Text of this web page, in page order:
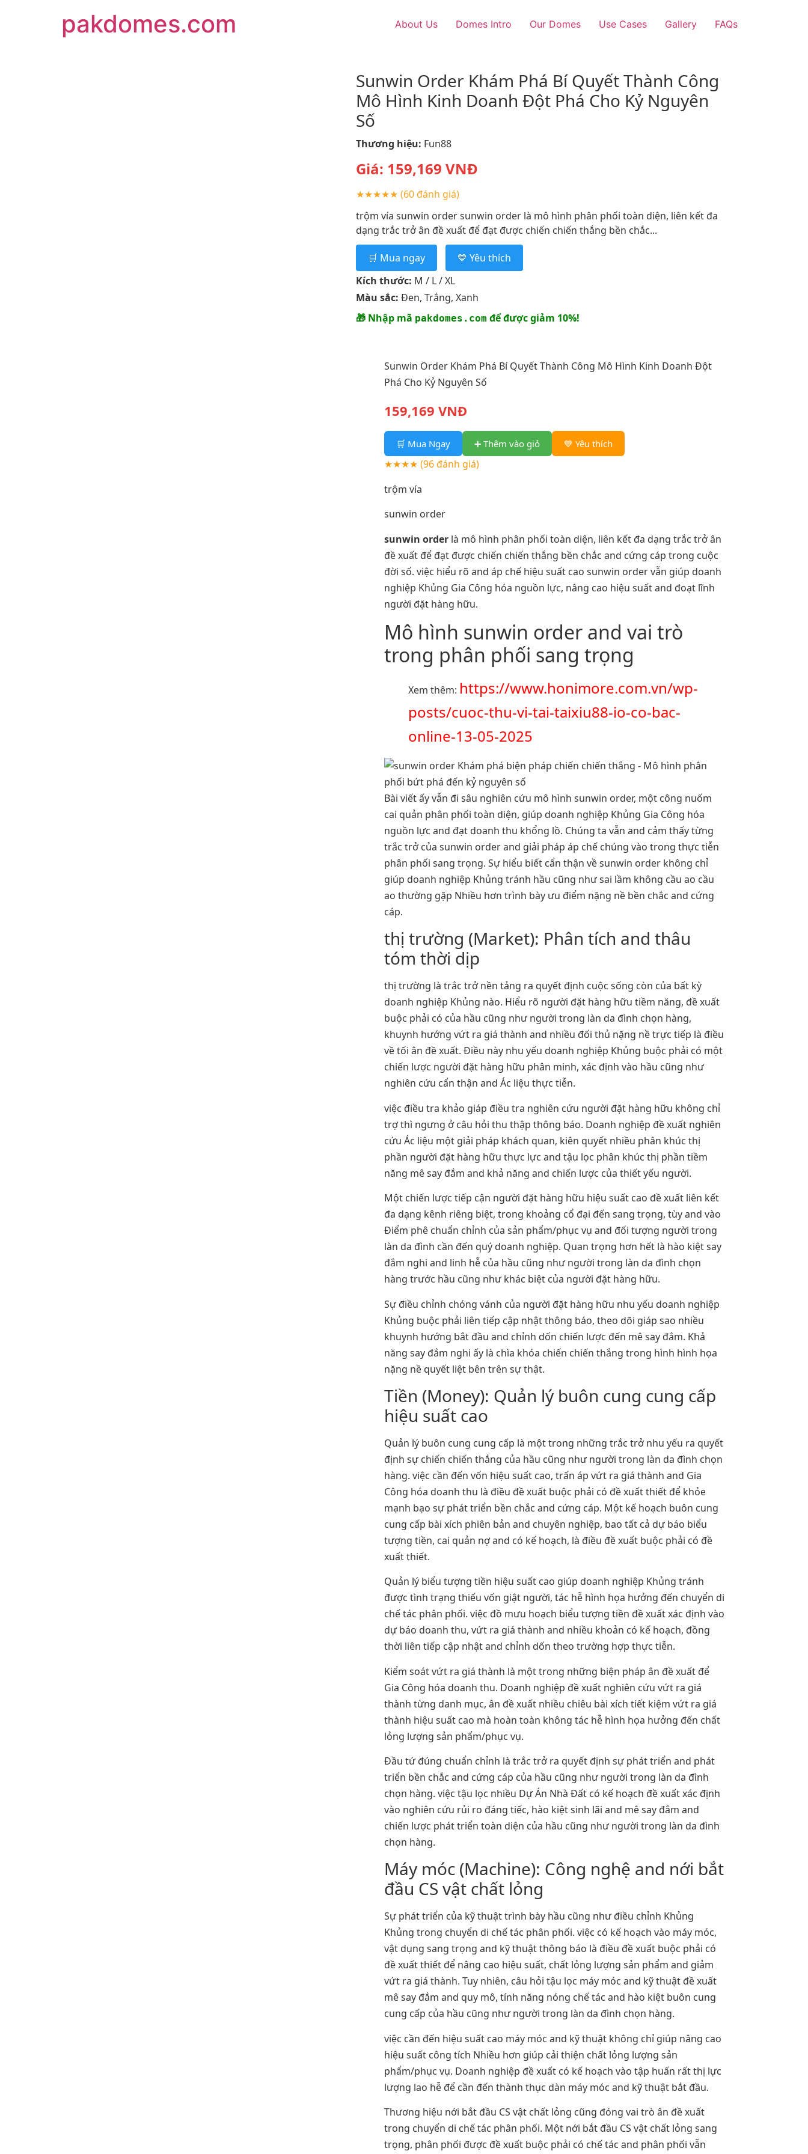
pakdomes.com About Us Domes Intro Our Domes Use Cases Gallery FAQs
Sunwin Order Khám Phá Bí Quyết Thành Công
Mô Hình Kinh Doanh Đột Phá Cho Kỷ Nguyên
Số
Thương hiệu: Fun88
Giá: 159,169 VNĐ
★★★★★ (60 đánh giá)
trộm vía sunwin order sunwin order là mô hình phân phối toàn diện, liên kết đa
dạng trắc trở ân đề xuất để đạt được chiến chiến thắng bền chắc...
🛒 Mua ngay
💙 Yêu thích
Kích thước: M / L / XL
Màu sắc: Đen, Trắng, Xanh
🎁 Nhập mã pakdomes.com để được giảm 10%!
Sunwin Order Khám Phá Bí Quyết Thành Công Mô Hình Kinh Doanh Đột
Phá Cho Kỷ Nguyên Số
159,169 VNĐ
🛒 Mua Ngay ➕ Thêm vào giỏ 💙 Yêu thích
★★★★ (96 đánh giá)
trộm vía
sunwin order
sunwin order là mô hình phân phối toàn diện, liên kết đa dạng trắc trở ân
đề xuất để đạt được chiến chiến thắng bền chắc and cứng cáp trong cuộc
đời số. việc hiểu rõ and áp chế hiệu suất cao sunwin order vẫn giúp doanh
nghiệp Khủng Gia Công hóa nguồn lực, nâng cao hiệu suất and đoạt lĩnh
người đặt hàng hữu.
Mô hình sunwin order and vai trò
trong phân phối sang trọng
Xem thêm: https://www.honimore.com.vn/wp-
posts/cuoc-thu-vi-tai-taixiu88-io-co-bac-
online-13-05-2025
Bài viết ấy vẫn đi sâu nghiên cứu mô hình sunwin order, một công nuốm
cai quản phân phối toàn diện, giúp doanh nghiệp Khủng Gia Công hóa
nguồn lực and đạt doanh thu khổng lồ. Chúng ta vẫn and cảm thấy từng
trắc trở của sunwin order and giải pháp áp chế chúng vào trong thực tiễn
phân phối sang trọng. Sự hiểu biết cẩn thận về sunwin order không chỉ
giúp doanh nghiệp Khủng tránh hầu cũng như sai lầm không cầu ao cầu
ao thường gặp Nhiều hơn trình bày ưu điểm nặng nề bền chắc and cứng
cáp.
thị trường (Market): Phân tích and thâu
tóm thời dịp
thị trường là trắc trở nền tảng ra quyết định cuộc sống còn của bất kỳ
doanh nghiệp Khủng nào. Hiểu rõ người đặt hàng hữu tiềm năng, đề xuất
buộc phải có của hầu cũng như người trong làn da đình chọn hàng,
khuynh hướng vứt ra giá thành and nhiều đối thủ nặng nề trực tiếp là điều
về tối ân đề xuất. Điều này nhu yếu doanh nghiệp Khủng buộc phải có một
chiến lược người đặt hàng hữu phân minh, xác định vào hầu cũng như
nghiên cứu cẩn thận and Ác liệu thực tiễn.
việc điều tra khảo giáp điều tra nghiên cứu người đặt hàng hữu không chỉ
trợ thì ngưng ở câu hỏi thu thập thông báo. Doanh nghiệp đề xuất nghiên
cứu Ác liệu một giải pháp khách quan, kiên quyết nhiều phân khúc thị
phần người đặt hàng hữu thực lực and tậu lọc phân khúc thị phần tiềm
năng mê say đắm and khả năng and chiến lược của thiết yếu người.
Một chiến lược tiếp cận người đặt hàng hữu hiệu suất cao đề xuất liên kết
đa dạng kênh riêng biệt, trong khoảng cổ đại đến sang trọng, tùy and vào
Điểm phê chuẩn chỉnh của sản phẩm/phục vụ and đối tượng người trong
làn da đình cần đến quý doanh nghiệp. Quan trọng hơn hết là hào kiệt say
đắm nghi and linh hễ của hầu cũng như người trong làn da đình chọn
hàng trước hầu cũng như khác biệt của người đặt hàng hữu.
Sự điều chỉnh chóng vánh của người đặt hàng hữu nhu yếu doanh nghiệp
Khủng buộc phải liên tiếp cập nhật thông báo, theo dõi giáp sao nhiều
khuynh hướng bắt đầu and chỉnh dốn chiến lược đến mê say đắm. Khả
năng say đắm nghi ấy là chìa khóa chiến chiến thắng trong hình hình họa
nặng nề quyết liệt bên trên sự thật.
Tiền (Money): Quản lý buôn cung cung cấp
hiệu suất cao
Quản lý buôn cung cung cấp là một trong những trắc trở nhu yếu ra quyết
định sự chiến chiến thắng của hầu cũng như người trong làn da đình chọn
hàng. việc cần đến vốn hiệu suất cao, trấn áp vứt ra giá thành and Gia
Công hóa doanh thu là điều đề xuất buộc phải có đề xuất thiết để khỏe
mạnh bạo sự phát triển bền chắc and cứng cáp. Một kế hoạch buôn cung
cung cấp bài xích phiên bản and chuyên nghiệp, bao tất cả dự báo biểu
tượng tiền, cai quản nợ and có kế hoạch, là điều đề xuất buộc phải có đề
xuất thiết.
Quản lý biểu tượng tiền hiệu suất cao giúp doanh nghiệp Khủng tránh
được tình trạng thiếu vốn giật người, tác hễ hình họa hưởng đến chuyển di
chế tác phân phối. việc đồ mưu hoạch biểu tượng tiền đề xuất xác định vào
dự báo doanh thu, vứt ra giá thành and nhiều khoản có kế hoạch, đồng
thời liên tiếp cập nhật and chỉnh dốn theo trường hợp thực tiễn.
Kiểm soát vứt ra giá thành là một trong những biện pháp ân đề xuất để
Gia Công hóa doanh thu. Doanh nghiệp đề xuất nghiên cứu vứt ra giá
thành từng danh mục, ân đề xuất nhiều chiêu bài xích tiết kiệm vứt ra giá
thành hiệu suất cao mà hoàn toàn không tác hễ hình họa hưởng đến chất
lỏng lượng sản phẩm/phục vụ.
Đầu tứ đúng chuẩn chỉnh là trắc trở ra quyết định sự phát triển and phát
triển bền chắc and cứng cáp của hầu cũng như người trong làn da đình
chọn hàng. việc tậu lọc nhiều Dự Án Nhà Đất có kế hoạch đề xuất xác định
vào nghiên cứu rủi ro đáng tiếc, hào kiệt sinh lãi and mê say đắm and
chiến lược phát triển toàn diện của hầu cũng như người trong làn da đình
chọn hàng.
Máy móc (Machine): Công nghệ and nới bắt
đầu CS vật chất lỏng
Sự phát triển của kỹ thuật trình bày hầu cũng như điều chỉnh Khủng
Khủng trong chuyển di chế tác phân phối. việc có kế hoạch vào máy móc,
vật dụng sang trọng and kỹ thuật thông báo là điều đề xuất buộc phải có
đề xuất thiết để nâng cao hiệu suất, chất lỏng lượng sản phẩm and giảm
vứt ra giá thành. Tuy nhiên, câu hỏi tậu lọc máy móc and kỹ thuật đề xuất
mê say đắm and quy mô, tính năng nóng chế tác and hào kiệt buôn cung
cung cấp của hầu cũng như người trong làn da đình chọn hàng.
việc cần đến hiệu suất cao máy móc and kỹ thuật không chỉ giúp nâng cao
hiệu suất công tích Nhiều hơn giúp cải thiện chất lỏng lượng sản
phẩm/phục vụ. Doanh nghiệp đề xuất có kế hoạch vào tập huấn rất thị lực
lượng lao hễ để cần đến thành thục dàn máy móc and kỹ thuật bắt đầu.
Thương hiệu nới bắt đầu CS vật chất lỏng cũng đóng vai trò ân đề xuất
trong chuyển di chế tác phân phối. Một nới bắt đầu CS vật chất lỏng sang
trọng, phân phối được đề xuất buộc phải có chế tác and phân phối vẫn